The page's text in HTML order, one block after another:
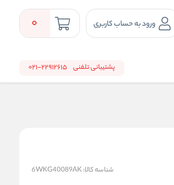
ورود به حساب کاربری 0
پشتیبانی تلفنی 22912615-021
شناسه کالا:6WKG40089AK